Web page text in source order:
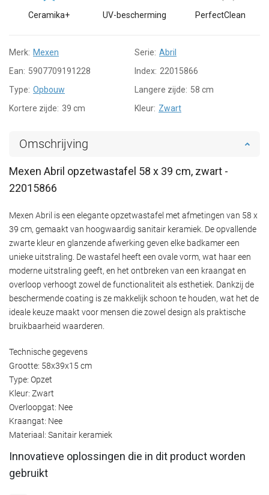
Ceramika+ UV-bescherming PerfectClean
Merk: Mexen Serie: Abril
Ean: 5907709191228 Index: 22015866
Type: Opbouw Langere zijde: 58 cm
Kortere zijde: 39 cm Kleur: Zwart
Omschrijving
Mexen Abril opzetwastafel 58 x 39 cm, zwart -
22015866
Mexen Abril is een elegante opzetwastafel met afmetingen van 58 x
39 cm, gemaakt van hoogwaardig sanitair keramiek. De opvallende
zwarte kleur en glanzende afwerking geven elke badkamer een
unieke uitstraling. De wastafel heeft een ovale vorm, wat haar een
moderne uitstraling geeft, en het ontbreken van een kraangat en
overloop verhoogt zowel de functionaliteit als esthetiek. Dankzij de
beschermende coating is ze makkelijk schoon te houden, wat het de
ideale keuze maakt voor mensen die zowel design als praktische
bruikbaarheid waarderen.
Technische gegevens
Grootte: 58x39x15 cm
Type: Opzet
Kleur: Zwart
Overloopgat: Nee
Kraangat: Nee
Materiaal: Sanitair keramiek
Innovatieve oplossingen die in dit product worden
gebruikt